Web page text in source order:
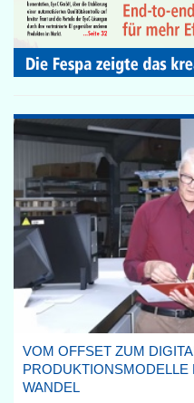
VOM OFFSET ZUM
WANDEL